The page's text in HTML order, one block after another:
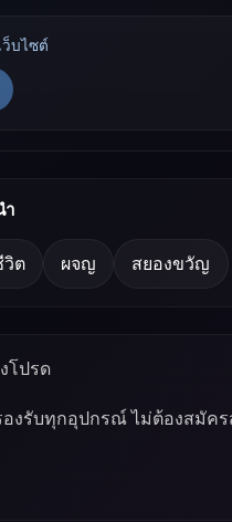
บไซต์
ำ
ต ผจญ สยองขวัญ
โปรด
งรับทุกอุปกรณ์ ไม่ต้องสมัค